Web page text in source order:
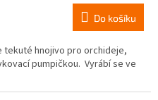
Do košíku
je tekuté hnojivo pro orchideje,
pumpičkou. Vyrábí se ve